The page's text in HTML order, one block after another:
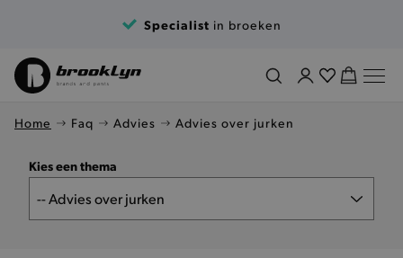
Specialist in broeken
Home Faq Advies Advies over jurken
Kies een thema